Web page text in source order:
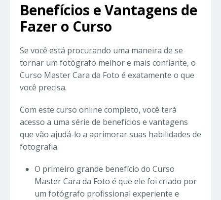
Benefícios e Vantagens de
Fazer o Curso
Se você está procurando uma maneira de se
tornar um fotógrafo melhor e mais confiante, o
Curso Master Cara da Foto é exatamente o que
você precisa.
Com este curso online completo, você terá
acesso a uma série de benefícios e vantagens
que vão ajudá-lo a aprimorar suas habilidades de
fotografia.
O primeiro grande benefício do Curso
Master Cara da Foto é que ele foi criado por
um fotógrafo profissional experiente e